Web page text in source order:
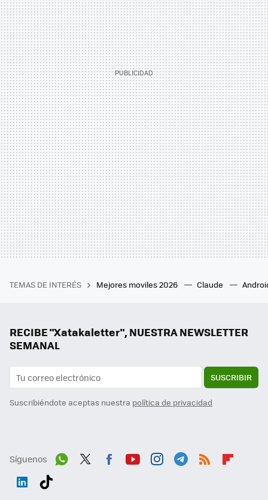
TEMAS DE INTERÉS Mejores moviles 2026 Claude
RECIBE "Xatakaletter", NUESTRA NEWSLETTER
SEMANAL
SUSCRIBIR
Suscribiéndote aceptas nuestra política de privacidad
Síguenos